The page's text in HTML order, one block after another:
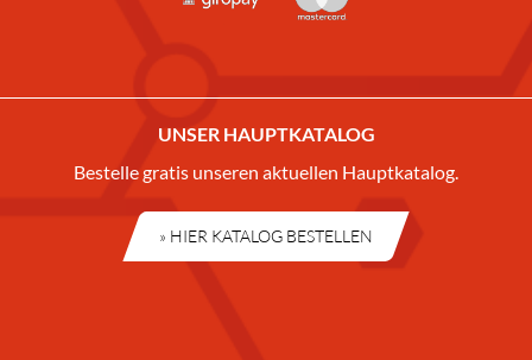
UNSER HAUPTKATALOG
Bestelle gratis unseren aktuellen Hauptkatalog.
» HIER KATALOG BESTELLEN